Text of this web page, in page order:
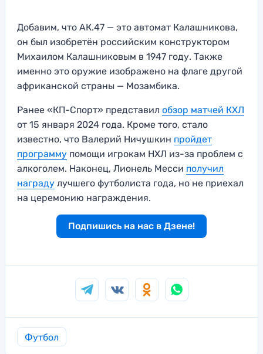
Добавим, что АК.47 — это автомат Калашникова,
он был изобретён российским конструктором
Михаилом Калашниковым в 1947 году. Также
именно это оружие изображено на флаге другой
африканской страны — Мозамбика.
Ранее «КП-Спорт» представил обзор матчей КХЛ
от 15 января 2024 года. Кроме того, стало
известно, что Валерий Ничушкин пройдет
программу помощи игрокам НХЛ из-за проблем с
алкоголем. Наконец, Лионель Месси получил
награду лучшего футболиста года, но не приехал
на церемонию награждения.
Подпишись на нас в Дзене!
Футбол